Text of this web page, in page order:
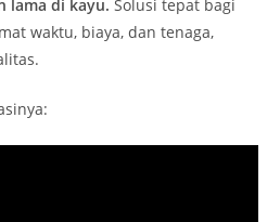
lama di kayu. Solusi tepat bagi
waktu, biaya, dan tenaga,